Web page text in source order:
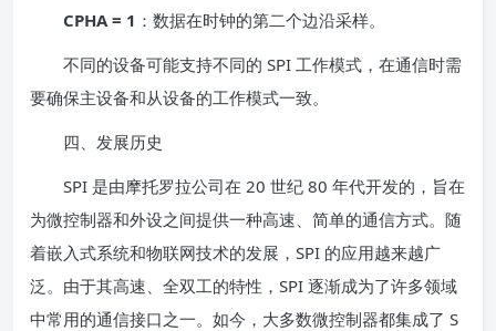
CPHA = 1 ：数据在时钟的第二个边沿采样。
不同的设备可能支持不同的 SPI 工作模式，在通信时需
要确保主设备和从设备的工作模式一致。
四、发展历史
SPI 是由摩托罗拉公司在 20 世纪 80 年代开发的，旨在
为微控制器和外设之间提供一种高速、简单的通信方式。随
着嵌入式系统和物联网技术的发展，SPI 的应用越来越广
泛。由于其高速、全双工的特性，SPI 逐渐成为了许多领域
中常用的通信接口之一。如今，大多数微控制器都集成了 S